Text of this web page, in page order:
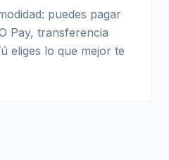
puedes pagar
Pay, transferencia
eliges lo que mejor te